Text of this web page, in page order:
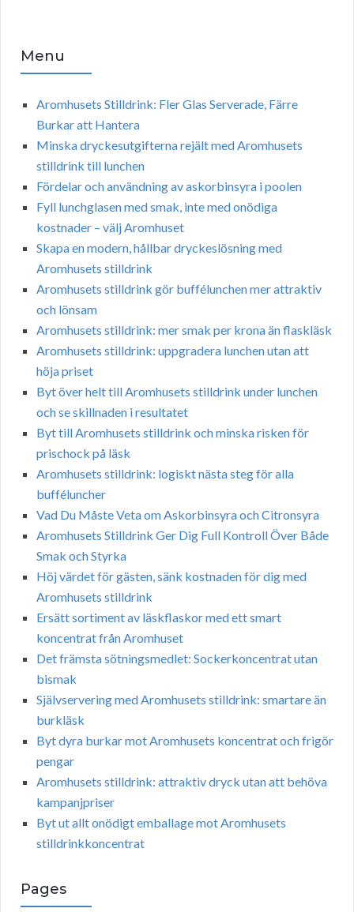
Menu
Aromhusets Stilldrink: Fler Glas Serverade, Färre
Burkar att Hantera
Minska dryckesutgifterna rejält med Aromhusets
stilldrink till lunchen
Fördelar och användning av askorbinsyra i poolen
Fyll lunchglasen med smak, inte med onödiga
kostnader – välj Aromhuset
Skapa en modern, hållbar dryckeslösning med
Aromhusets stilldrink
Aromhusets stilldrink gör buffélunchen mer attraktiv
och lönsam
Aromhusets stilldrink: mer smak per krona än flaskläsk
Aromhusets stilldrink: uppgradera lunchen utan att
höja priset
Byt över helt till Aromhusets stilldrink under lunchen
och se skillnaden i resultatet
Byt till Aromhusets stilldrink och minska risken för
prischock på läsk
Aromhusets stilldrink: logiskt nästa steg för alla
bufféluncher
Vad Du Måste Veta om Askorbinsyra och Citronsyra
Aromhusets Stilldrink Ger Dig Full Kontroll Över Både
Smak och Styrka
Höj värdet för gästen, sänk kostnaden för dig med
Aromhusets stilldrink
Ersätt sortiment av läskflaskor med ett smart
koncentrat från Aromhuset
Det främsta sötningsmedlet: Sockerkoncentrat utan
bismak
Självservering med Aromhusets stilldrink: smartare än
burkläsk
Byt dyra burkar mot Aromhusets koncentrat och frigör
pengar
Aromhusets stilldrink: attraktiv dryck utan att behöva
kampanjpriser
Byt ut allt onödigt emballage mot Aromhusets
stilldrinkkoncentrat
Pages